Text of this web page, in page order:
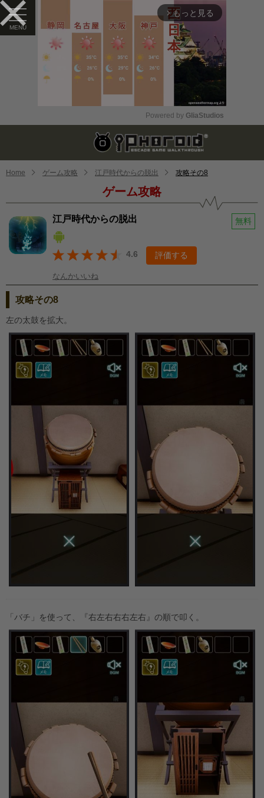
arrow_forward_ios もっと見る
Mute
Powered by GliaStudios
Home ゲーム攻略 江戸時代からの脱出 攻略その8
ゲーム攻略
江戸時代からの脱出 無料
4.6 評価する
なんかいいね
攻略その8
左の太鼓を拡大。
「バチ」を使って、『右左右右右左右』の順で叩く。